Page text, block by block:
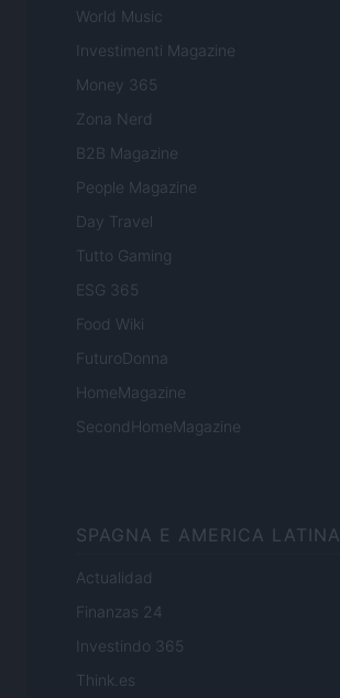
World Music
Investimenti Magazine
Money 365
Zona Nerd
B2B Magazine
People Magazine
Day Travel
Tutto Gaming
ESG 365
Food Wiki
FuturoDonna
HomeMagazine
SecondHomeMagazine
SPAGNA E AMERICA LATINA
Actualidad
Finanzas 24
Investindo 365
Think.es